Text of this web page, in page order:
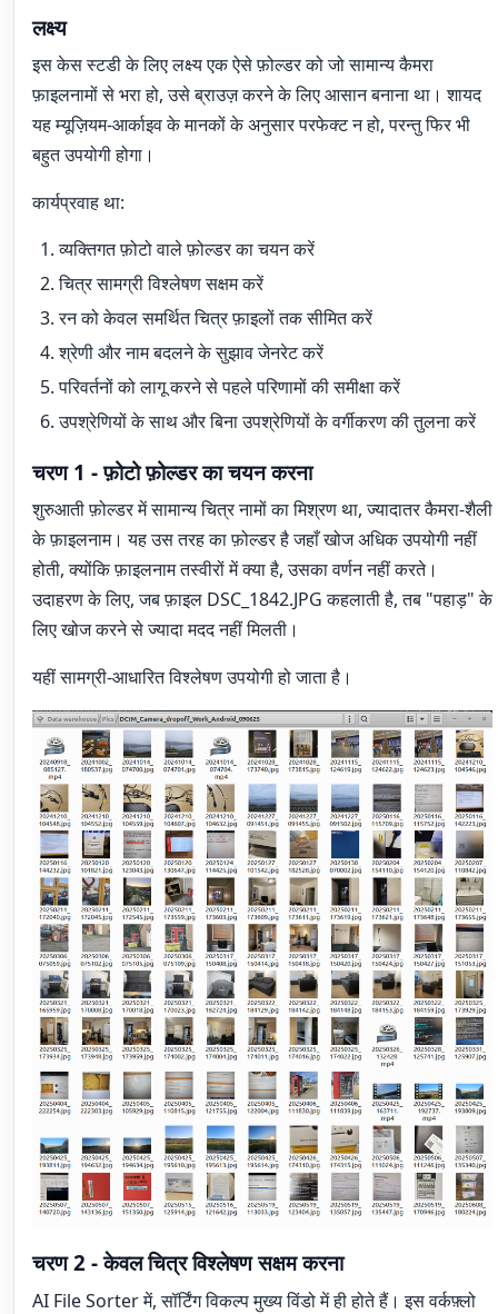
लक्ष्य
इस केस स्टडी के लिए लक्ष्य एक ऐसे फ़ोल्डर को जो सामान्य कैमरा
फ़ाइलनामों से भरा हो, उसे ब्राउज़ करने के लिए आसान बनाना था। शायद
यह म्यूज़ियम-आर्काइव के मानकों के अनुसार परफेक्ट न हो, परन्तु फिर भी
बहुत उपयोगी होगा।
कार्यप्रवाह था:
व्यक्तिगत फ़ोटो वाले फ़ोल्डर का चयन करें
चित्र सामग्री विश्लेषण सक्षम करें
रन को केवल समर्थित चित्र फ़ाइलों तक सीमित करें
श्रेणी और नाम बदलने के सुझाव जेनरेट करें
परिवर्तनों को लागू करने से पहले परिणामों की समीक्षा करें
उपश्रेणियों के साथ और बिना उपश्रेणियों के वर्गीकरण की तुलना करें
चरण 1 - फ़ोटो फ़ोल्डर का चयन करना
शुरुआती फ़ोल्डर में सामान्य चित्र नामों का मिश्रण था, ज्यादातर कैमरा-शैली
के फ़ाइलनाम। यह उस तरह का फ़ोल्डर है जहाँ खोज अधिक उपयोगी नहीं
होती, क्योंकि फ़ाइलनाम तस्वीरों में क्या है, उसका वर्णन नहीं करते।
उदाहरण के लिए, जब फ़ाइल DSC_1842.JPG कहलाती है, तब "पहाड़" के
लिए खोज करने से ज्यादा मदद नहीं मिलती।
यहीं सामग्री-आधारित विश्लेषण उपयोगी हो जाता है।
चरण 2 - केवल चित्र विश्लेषण सक्षम करना
AI File Sorter में, सॉर्टिंग विकल्प मुख्य विंडो में ही होते हैं। इस वर्कफ़्लो